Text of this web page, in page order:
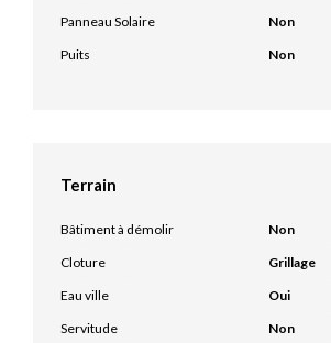
Panneau Solaire
Non
Puits
Non
Terrain
Bâtiment à démolir
Non
Cloture
Grillage
Eau ville
Oui
Servitude
Non